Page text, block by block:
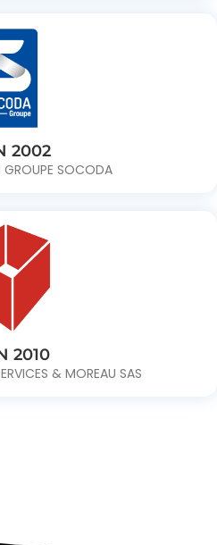
2002
GROUPE SOCODA
2010
& MOREAU SAS